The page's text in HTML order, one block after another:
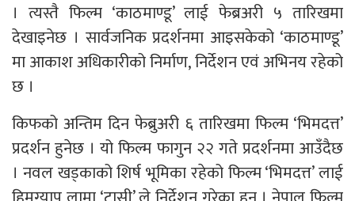
। त्यस्तै फिल्म ‘काठमाण्डू’ लाई फेब्रअरी ५ तारिखमा
देखाइनेछ । सार्वजनिक प्रदर्शनमा आइसकेको ‘काठमाण्डू’
मा आकाश अधिकारीको निर्माण, निर्देशन एवं अभिनय रहेको
छ ।
किफको अन्तिम दिन फेब्रुअरी ६ तारिखमा फिल्म ‘भिमदत्त’
प्रदर्शन हुनेछ । यो फिल्म फागुन २२ गते प्रदर्शनमा आउँदैछ
। नवल खड्काको शिर्ष भूमिका रहेको फिल्म ‘भिमदत्त’ लाई